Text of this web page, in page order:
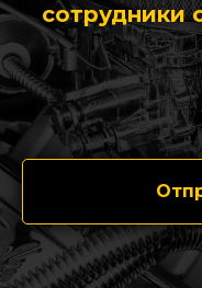
сотрудники